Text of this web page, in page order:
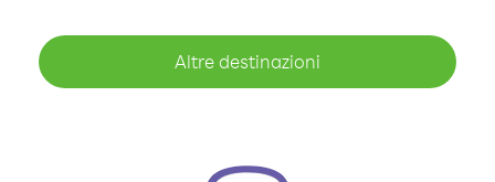
Altre destinazioni